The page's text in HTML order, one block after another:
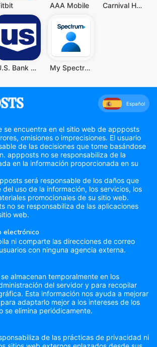
AAA Mobile Carnival HUB
U.S. Bank Mobile Banking My Spectrum
Español
se encuentra en el sitio web de appposts
omisiones o imprecisiones. El usuario
de las decisiones que tome basándose
appposts no se responsabiliza de la
en la información proporcionada en su
será responsable de los daños que
uso de la información, los servicios, los
promocionales de su sitio web.
no se responsabiliza de las aplicaciones
web.
electrónico
ni comparte las direcciones de correo
con ninguna agencia externa.
almacenan temporalmente en los
del servidor y para recopilar
Esta información nos ayuda a mejorar
adaptarlo mejor a los intereses de los
se elimina periódicamente.
de las prácticas de privacidad ni